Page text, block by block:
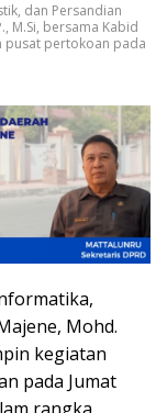
dan Persandian
M.Si, bersama Kabid
pusat pertokoan pada
Mohd.
kegiatan
pada Jumat